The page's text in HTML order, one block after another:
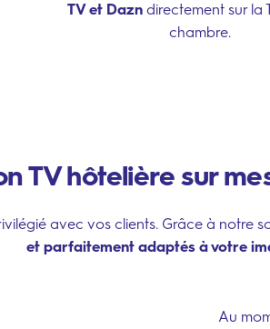
TV et Dazndirectement sur la
chambre.
TV hôtelière sur
avec vos clients. Grâce à notre
et parfaitement adaptés à votre
Au